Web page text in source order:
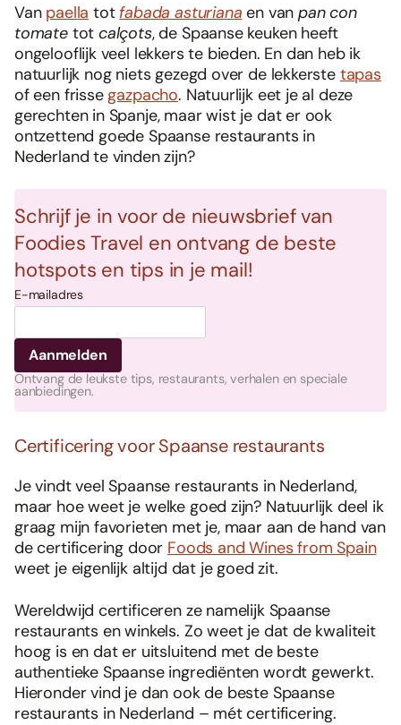
Van paella tot fabada asturiana en van pan con
tomatetotcalçots, de Spaanse keuken heeft
ongelooflijk veel lekkers te bieden. En dan heb ik
natuurlijk nog niets gezegd over de lekkerste tapas
of een frissegazpacho. Natuurlijk eet je al deze
gerechten in Spanje, maar wist je dat er ook
ontzettend goede Spaanse restaurants in
Nederland te vinden zijn?
Schrijf je in voor de nieuwsbrief van
Foodies Travel en ontvang de beste
hotspots en tips in je mail!
E-mailadres
Ontvang de leukste tips, restaurants, verhalen en speciale
aanbiedingen.
Certificering voor Spaanse restaurants
Je vindt veel Spaanse restaurants in Nederland,
maar hoe weet je welke goed zijn? Natuurlijk deel ik
graag mijn favorieten met je, maar aan de hand van
de certificering door Foods and Wines from Spain
weet je eigenlijk altijd dat je goed zit.
Wereldwijd certificeren ze namelijk Spaanse
restaurants en winkels. Zo weet je dat de kwaliteit
hoog is en dat er uitsluitend met de beste
authentieke Spaanse ingrediënten wordt gewerkt.
Hieronder vind je dan ook de beste Spaanse
restaurants in Nederland – mét certificering.